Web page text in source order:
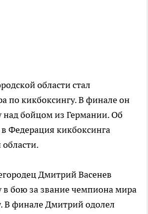
области стал
по кикбоксингу. В финале он
над бойцом из Германии. Об
Федерация кикбоксинга
Дмитрий Васенев
в бою за звание чемпиона мира
В финале Дмитрий одолел